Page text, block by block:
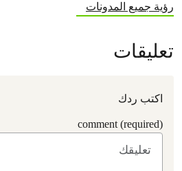
رؤية جميع المدونات
تعليقات
اكتب ردك
comment (required)